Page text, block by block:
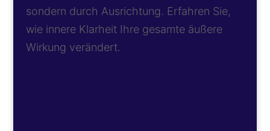
sondern durch Ausrichtung. Erfahren Sie,
wie innere Klarheit Ihre gesamte äußere
Wirkung verändert.